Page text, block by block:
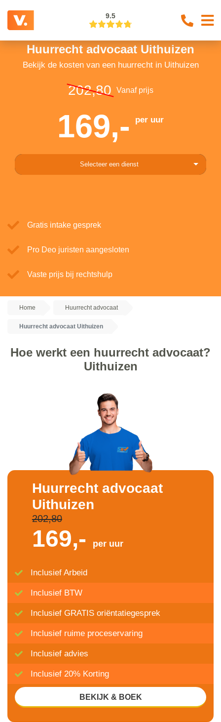
9.5
Huurrecht advocaat Uithuizen
Bekijk de kosten van een huurrecht in Uithuizen
202,80 Vanaf prijs
169,- per uur
Selecteer een dienst
Gratis intake gesprek
Pro Deo juristen aangesloten
Vaste prijs bij rechtshulp
Home Huurrecht advocaat
Huurrecht advocaat Uithuizen
Hoe werkt een huurrecht advocaat?
Uithuizen
Huurrecht advocaat
Uithuizen
202,80
169,- per uur
Inclusief Arbeid
Inclusief BTW
Inclusief GRATIS oriëntatiegesprek
Inclusief ruime proceservaring
Inclusief advies
Inclusief 20% Korting
BEKIJK & BOEK